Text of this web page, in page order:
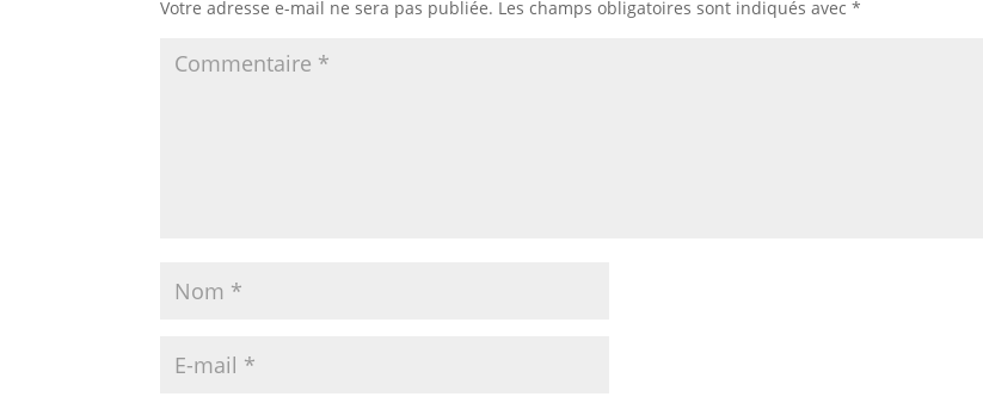
Votre adresse e-mail ne sera pas publiée. Les champs obligatoires sont indiqués avec*